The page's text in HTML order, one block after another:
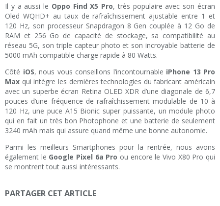
Il y a aussi le Oppo Find X5 Pro, très populaire avec son écran
Oled WQHD+ au taux de rafraîchissement ajustable entre 1 et
120 Hz, son processeur Snapdragon 8 Gen couplée à 12 Go de
RAM et 256 Go de capacité de stockage, sa compatibilité au
réseau 5G, son triple capteur photo et son incroyable batterie de
5000 mAh compatible charge rapide à 80 Watts.
Côté iOS, nous vous conseillons l’incontournable iPhone 13 Pro
Max qui intègre les dernières technologies du fabricant américain
avec un superbe écran Retina OLED XDR d’une diagonale de 6,7
pouces d’une fréquence de rafraîchissement modulable de 10 à
120 Hz, une puce A15 Bionic super puissante, un module photo
qui en fait un très bon Photophone et une batterie de seulement
3240 mAh mais qui assure quand même une bonne autonomie.
Parmi les meilleurs Smartphones pour la rentrée, nous avons
également le Google Pixel 6a Pro ou encore le Vivo X80 Pro qui
se montrent tout aussi intéressants.
PARTAGER CET ARTICLE